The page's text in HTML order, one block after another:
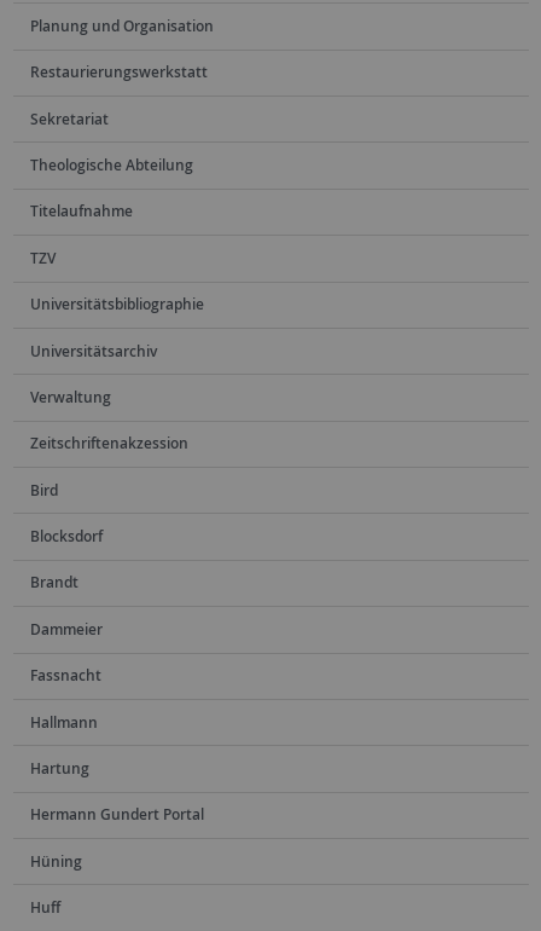
Planung und Organisation
Restaurierungswerkstatt
Sekretariat
Theologische Abteilung
Titelaufnahme
TZV
Universitätsbibliographie
Universitätsarchiv
Verwaltung
Zeitschriftenakzession
Bird
Blocksdorf
Brandt
Dammeier
Fassnacht
Hallmann
Hartung
Hermann Gundert Portal
Hüning
Huff